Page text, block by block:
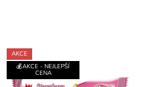
AKCE
💰AKCE - NEJLEPŠÍ
CENA